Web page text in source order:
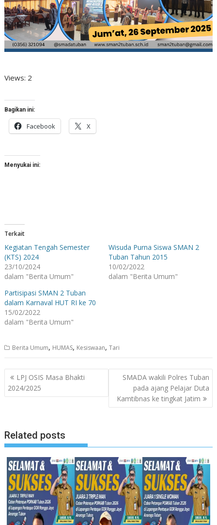
Views: 2
Bagikan ini:
Facebook X
Menyukai ini:
Terkait
Kegiatan Tengah Semester
(KTS) 2024
23/10/2024
dalam "Berita Umum"
Wisuda Purna Siswa SMAN 2
Tuban Tahun 2015
10/02/2022
dalam "Berita Umum"
Partisipasi SMAN 2 Tuban
dalam Karnaval HUT RI ke 70
15/02/2022
dalam "Berita Umum"
Berita Umum, HUMAS, Kesiswaan,Tari
Navigasi
pos
LPJ OSIS Masa Bhakti
2024/2025
SMADA wakili Polres Tuban
pada ajang Pelajar Duta
Kamtibnas ke tingkat Jatim
Related posts